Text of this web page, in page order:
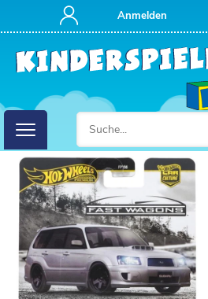
Anmelden